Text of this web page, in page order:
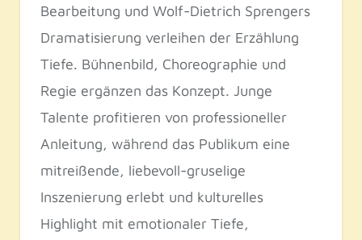
Bearbeitung und Wolf-Dietrich Sprengers
Dramatisierung verleihen der Erzählung
Tiefe. Bühnenbild, Choreographie und
Regie ergänzen das Konzept. Junge
Talente profitieren von professioneller
Anleitung, während das Publikum eine
mitreißende, liebevoll-gruselige
Inszenierung erlebt und kulturelles
Highlight mit emotionaler Tiefe,